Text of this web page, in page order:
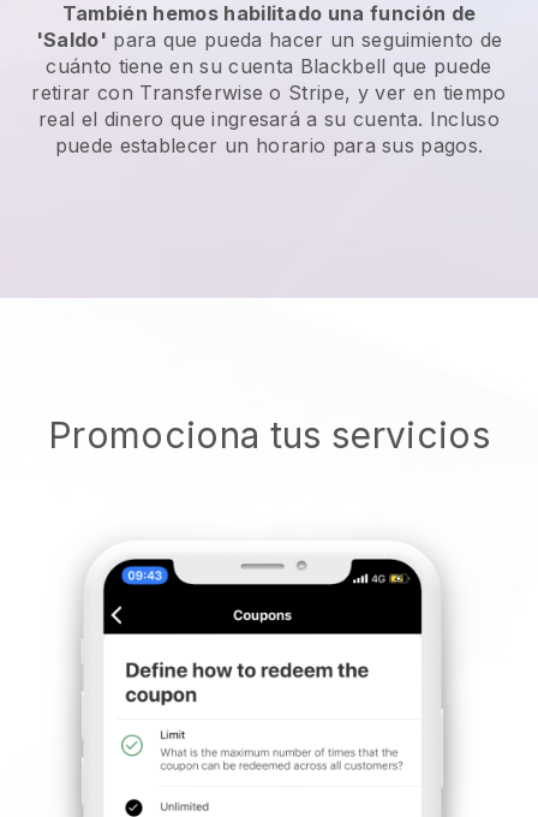
También hemos habilitado una función de
'Saldo' para que pueda hacer un seguimiento de
cuánto tiene en su cuenta Blackbell que puede
retirar con Transferwise o Stripe, y ver en tiempo
real el dinero que ingresará a su cuenta. Incluso
puede establecer un horario para sus pagos.
Promociona tus servicios